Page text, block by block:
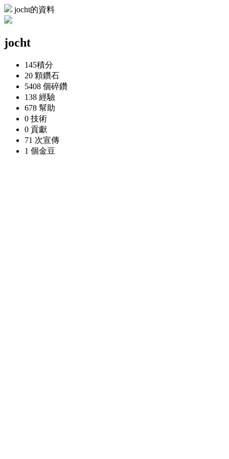
jocht的資料
jocht
145積分
20 顆鑽石
5408 個碎鑽
138 經驗
678 幫助
0 技術
0 貢獻
71 次宣傳
1 個金豆